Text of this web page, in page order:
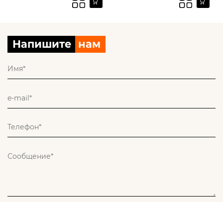
Напишите нам